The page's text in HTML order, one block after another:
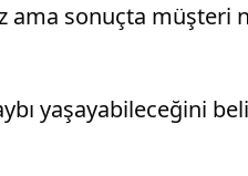
sonuçta müşteri
yaşayabileceğini